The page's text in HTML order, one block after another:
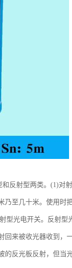
反射型两类。(1)对
至几十米。使用时
型光电开关。反射型
来被收光器收到，
反光板反射，但当